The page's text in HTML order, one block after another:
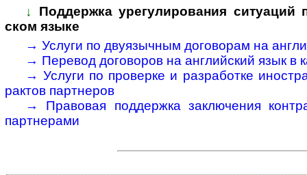
↓
Поддержка урегулирования
ском языке
→ Услуги по двуязычным договорам на
→ Перевод договоров на анг­лий­ский язык в
→ Услуги по проверке и разработке
рактов парт­неров
→
Правовая поддержка заключения
парт­нерами